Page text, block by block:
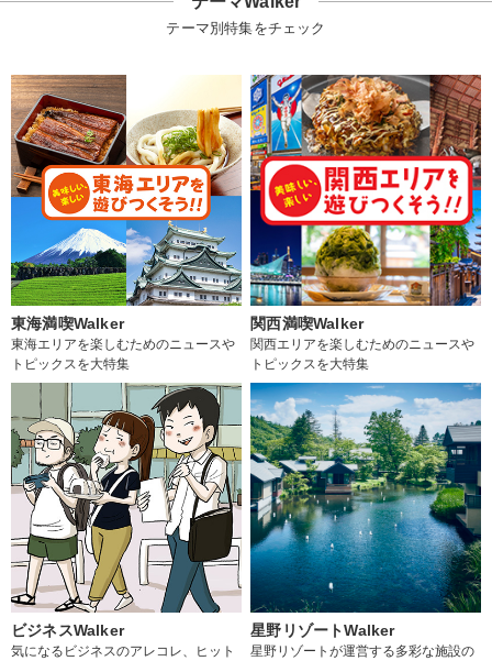
テーマ別特集をチェック
東海満喫Walker
東海エリアを楽しむためのニュースや
トピックスを大特集
関西満喫Walker
関西エリアを楽しむためのニュースや
トピックスを大特集
ビジネスWalker
気になるビジネスのアレコレ、ヒット
星野リゾートWalker
星野リゾートが運営する多彩な施設の